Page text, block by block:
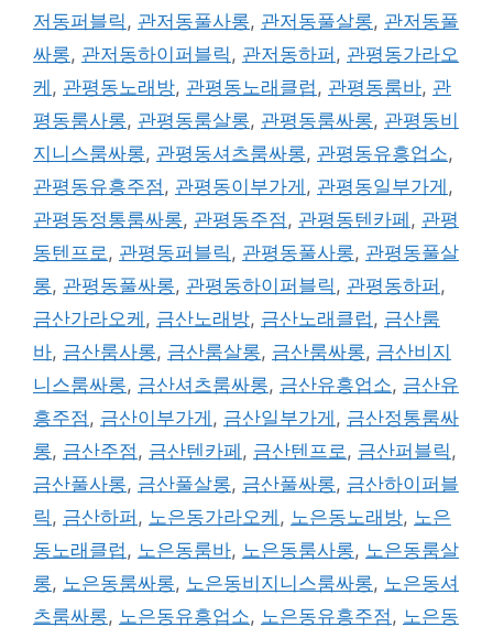
저동퍼블릭, 관저동풀사롱, 관저동풀살롱, 관저동풀
싸롱, 관저동하이퍼블릭, 관저동하퍼 , 관평동가라오
케 , 관평동노래방, 관평동노래클럽, 관평동룸바, 관
평동룸사롱, 관평동룸살롱, 관평동룸싸롱, 관평동비
지니스룸싸롱, 관평동셔츠룸싸롱, 관평동유흥업소,
관평동유흥주점, 관평동이부가게 , 관평동일부가게 ,
관평동정통룸싸롱, 관평동주점, 관평동텐카페 , 관평
동텐프로, 관평동퍼블릭, 관평동풀사롱, 관평동풀살
롱, 관평동풀싸롱, 관평동하이퍼블릭, 관평동하퍼 ,
금산가라오케 , 금산노래방, 금산노래클럽, 금산룸
바, 금산룸사롱, 금산룸살롱, 금산룸싸롱, 금산비지
니스룸싸롱, 금산셔츠룸싸롱, 금산유흥업소, 금산유
흥주점, 금산이부가게 , 금산일부가게 , 금산정통룸싸
롱, 금산주점, 금산텐카페 , 금산텐프로, 금산퍼블릭,
금산풀사롱, 금산풀살롱, 금산풀싸롱, 금산하이퍼블
릭, 금산하퍼 , 노은동가라오케 , 노은동노래방, 노은
동노래클럽, 노은동룸바, 노은동룸사롱, 노은동룸살
롱, 노은동룸싸롱, 노은동비지니스룸싸롱, 노은동셔
츠룸싸롱, 노은동유흥업소, 노은동유흥주점, 노은동